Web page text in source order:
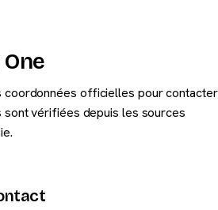
coordonnées officielles pour contacter
sont vérifiées depuis les sources